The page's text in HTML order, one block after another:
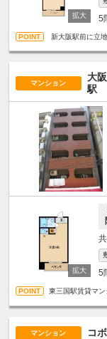
5
新大阪駅前に立
マンション
大
駅
5
東三国駅賃貸マ
マンション コ